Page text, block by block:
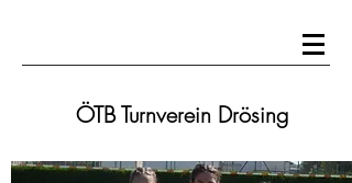
ÖTB Turnverein Drösing